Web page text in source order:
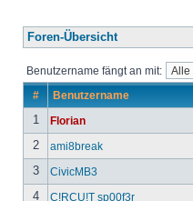
Foren-Übersicht
Benutzername fängt an mit:
# Benutzername
1 Florian
2 ami8break
3 CivicMB3
4 C!RCU!T sp00f3r